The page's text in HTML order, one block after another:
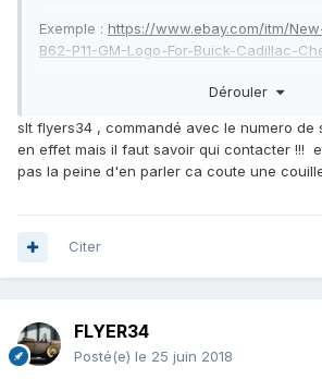
Exemple : https://www.ebay.com/itm/
B62-P11-GM-Logo-For-Buick-Cadillac-
40$ port compris TTC (au vu des frais
prendre 2 ou 3), reste à la faire tailler par
Dérouler
slt flyers34 , commandé avec le numero de
en effet mais il faut savoir qui contacter !!!
pas la peine d'en parler ca coute une
Citer
FLYER34
Posté(e) le 25 juin 2018